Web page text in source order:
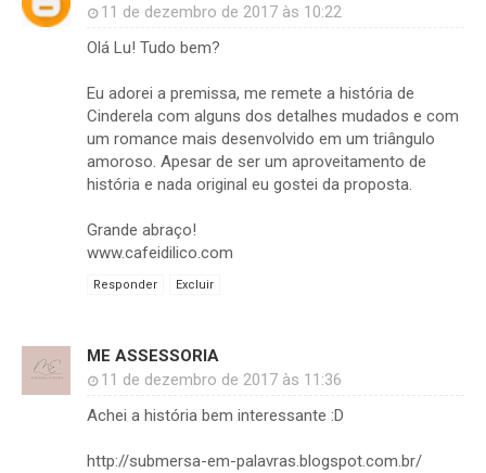
11 de dezembro de 2017 às 10:22
Olá Lu! Tudo bem?
Eu adorei a premissa, me remete a história de
Cinderela com alguns dos detalhes mudados e com
um romance mais desenvolvido em um triângulo
amoroso. Apesar de ser um aproveitamento de
história e nada original eu gostei da proposta.
Grande abraço!
www.cafeidilico.com
Responder Excluir
ME ASSESSORIA
11 de dezembro de 2017 às 11:36
Achei a história bem interessante :D
http://submersa-em-palavras.blogspot.com.br/